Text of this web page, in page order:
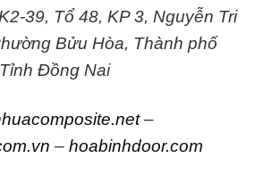
39, Tổ 48, KP 3, Nguyễn Tri
Bửu Hòa, Thành phố
Đồng Nai
–
– hoabinhdoor.com